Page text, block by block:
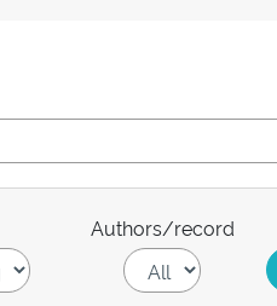
Authors/record